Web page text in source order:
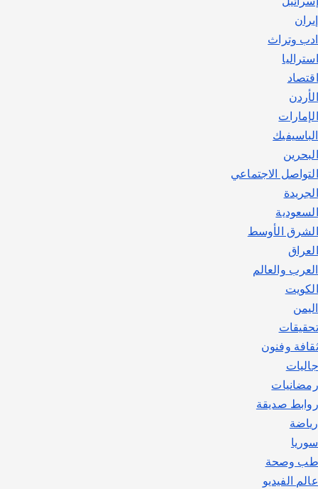
إيران
ادب وتراث
استراليا
اقتصاد
الأردن
الإمارات
الباسيفيك
البحرين
التواصل الاجتماعي
الجريدة
السعودية
الشرق الأوسط
العراق
العرب والعالم
الكويت
اليمن
تحقيقات
ثقافة وفنون
جاليات
رمضانيات
روابط صديقة
رياضة
سوريا
طب وصحة
عالم الفيديو